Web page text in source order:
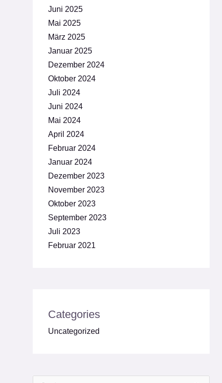
Juni 2025
Mai 2025
März 2025
Januar 2025
Dezember 2024
Oktober 2024
Juli 2024
Juni 2024
Mai 2024
April 2024
Februar 2024
Januar 2024
Dezember 2023
November 2023
Oktober 2023
September 2023
Juli 2023
Februar 2021
Categories
Uncategorized